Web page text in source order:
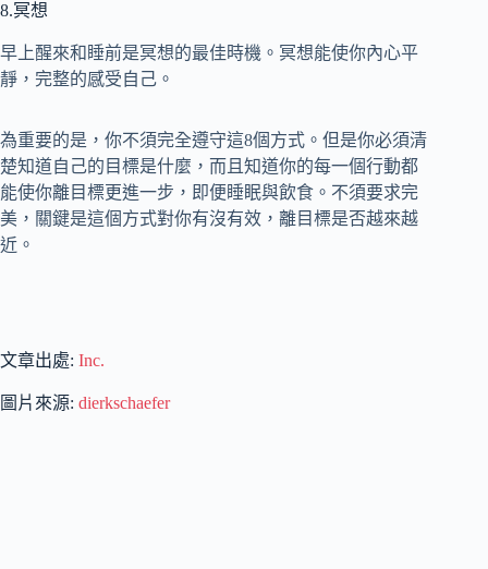
8.冥想
早上醒來和睡前是冥想的最佳時機。冥想能使你內心平
靜，完整的感受自己。
為重要的是，你不須完全遵守這8個方式。但是你必須清
楚知道自己的目標是什麼，而且知道你的每一個行動都
能使你離目標更進一步，即便睡眠與飲食。不須要求完
美，關鍵是這個方式對你有沒有效，離目標是否越來越
近。
文章出處: Inc.
圖片來源: dierkschaefer